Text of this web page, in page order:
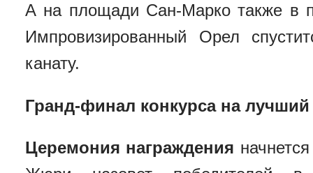
А на площади Сан-Марко также в
Импровизированный Орел
канату.
Гранд-финал конкурса на
Церемония награждения